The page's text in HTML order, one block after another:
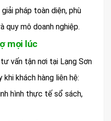
pháp toàn diện, phù
quy mô doanh nghiệp.
mọi lúc
vấn tận nơi tại Lạng Sơn
khi khách hàng liên hệ:
hình thực tế sổ sách,